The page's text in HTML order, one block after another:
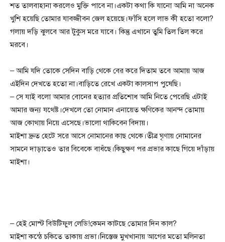
শত তালবাহানা করলেও মুক্তি পাবে না।একটা কথা কি যানো আমি না অনেক
খুশি হয়েছি তোমার যাবজ্জীবন জেল হয়েছে।ফাঁসি হলে লাভ কী হতো বলো?
গলায় দড়ি ঝুলবে আর টুকুস মরে যাবে। কিন্তু এখানে তুমি তিল তিল করে
মরবে।
– আমি যদি তোকে সেদিন বাড়ি থেকে বের করে দিতাম তবে আমায় আজ
এইদিন দেখতে হতো না।বাড়িতে রেখে একটা কালসাপ পুষেছি।
– সে যাই বলো আমার বোনের হত্যার প্রতিশোধ আমি নিতে পেরেছি এটাই
আমার জন্য যথেষ্ট।দেখলে তো নোমান এনায়েত ক্ষণিকের আনন্দ তোমায়
আজ কোথায় নিয়ে এসেছে।ভালো থাকিবেন বিদায়।
মাইশা দ্রুত হেটে সরে আসে নোমানের কাছ থেকে।তীব্র ঘৃণায় নোমানের
সামনে দাড়াতেও তার বিবেকে বাধঁছে।কিছুক্ষণ পর প্রভার কাছে গিয়ে দাঁড়ায়
মাইশা।
– হেই মোস্ট বিউটিফুল লেডি!কেমন কাটছে তোমার দিন কাল?
মাইশা কন্ঠে চকিতে তাকায় প্রভা।নিস্তেজ মুখখানায় আগের মতো মলিনতা